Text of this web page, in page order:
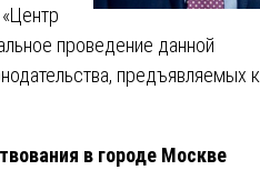
проведение данной
предъявляемых к
в городе Москве